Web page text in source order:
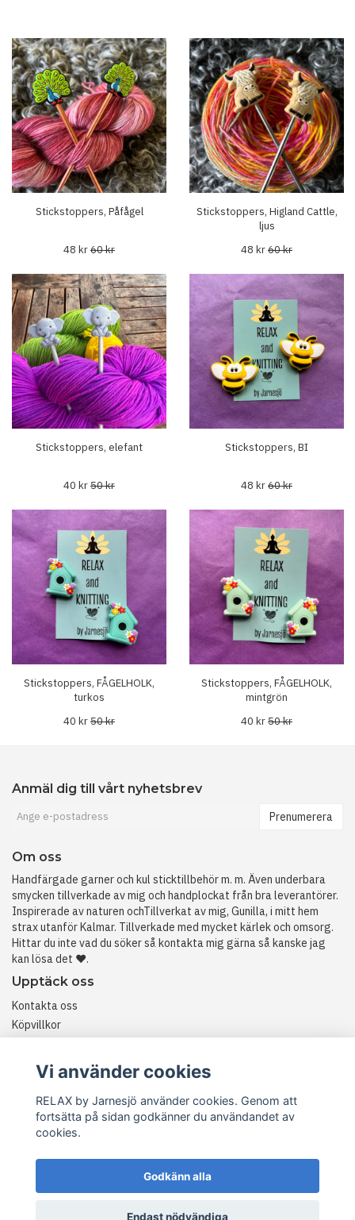
Stickstoppers, Påfågel
48 kr60 kr
Stickstoppers, Higland Cattle,
ljus
48 kr60 kr
Stickstoppers, elefant
40 kr50 kr
Stickstoppers, BI
48 kr60 kr
Stickstoppers, FÅGELHOLK,
turkos
40 kr50 kr
Stickstoppers, FÅGELHOLK,
mintgrön
40 kr50 kr
Anmäl dig till vårt nyhetsbrev
Prenumerera
Om oss
Handfärgade garner och kul sticktillbehör m. m. Även underbara
smycken tillverkade av mig och handplockat från bra leverantörer.
Inspirerade av naturen ochTillverkat av mig, Gunilla, i mitt hem
strax utanför Kalmar. Tillverkade med mycket kärlek och omsorg.
Hittar du inte vad du söker så kontakta mig gärna så kanske jag
kan lösa det ❤️.
Upptäck oss
Kontakta oss
Köpvillkor
RETURER
© Copyright RELAX by Jarnesjö
Vi använder cookies
RELAX by Jarnesjö använder cookies. Genom att
fortsätta på sidan godkänner du användandet av
cookies.
Godkänn alla
Endast nödvändiga